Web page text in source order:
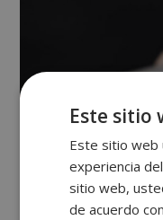
Este sitio
Este sitio web
experiencia
sitio web,
de acuerdo